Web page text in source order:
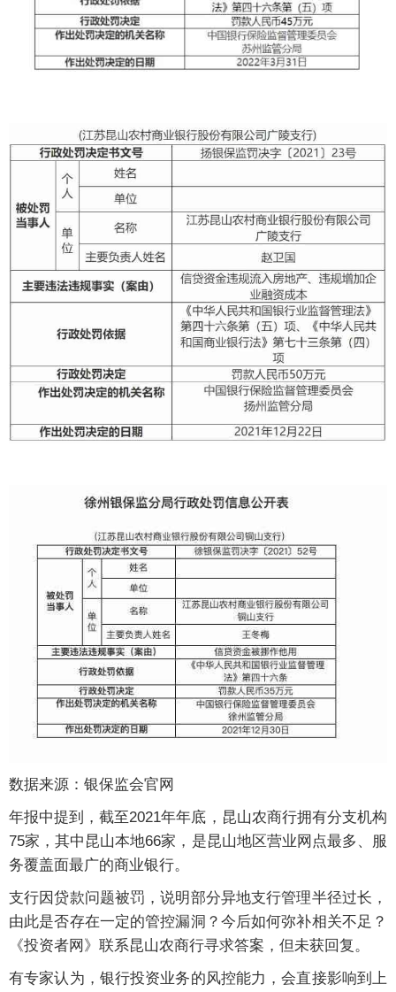
数据来源：银保监会官网
年报中提到，截至2021年年底，昆山农商行拥有分支机构
75家，其中昆山本地66家，是昆山地区营业网点最多、服
务覆盖面最广的商业银行。
支行因贷款问题被罚，说明部分异地支行管理半径过长，
由此是否存在一定的管控漏洞？今后如何弥补相关不足？
《投资者网》联系昆山农商行寻求答案，但未获回复。
有专家认为，银行投资业务的风控能力，会直接影响到上